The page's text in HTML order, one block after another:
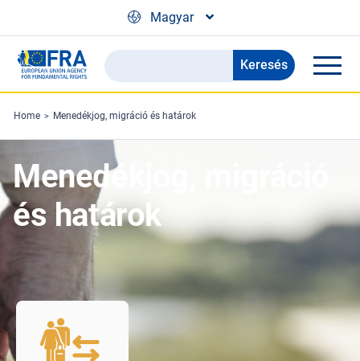
Magyar
Search
the
FRA
website
Keresés
Home Menedékjog, migráció és határok
Menedékjog, migráció
és határok